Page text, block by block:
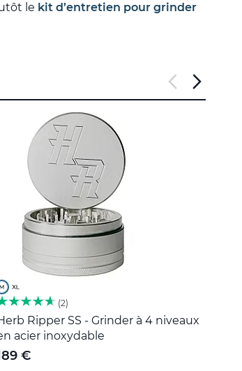
le kit d’entretien pour grinder
2
Ripper SS - Grinder à 4 niveaux
acier inoxydable
€